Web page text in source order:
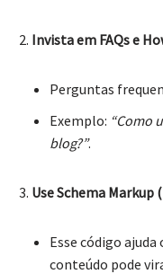
Invista em FAQs e
Perguntas
Exemplo: “Como
blog?”.
Use Schema Markup
Esse código
conteúdo pode